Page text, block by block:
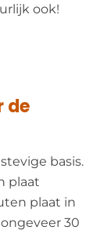
ook!
de
basis.
plaat
plaat in
30